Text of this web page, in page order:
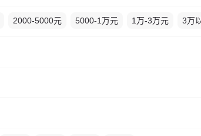
2000-5000元 5000-1万元 1万-3万元 3万